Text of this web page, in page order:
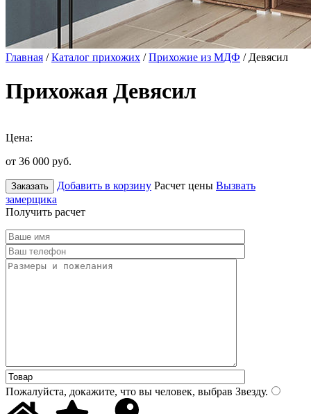
Главная /Каталог прихожих /Прихожие из МДФ / Девясил
Прихожая Девясил
Цена:
от 36 000 руб.
Заказать Добавить в корзину Расчет цены Вызвать
замерщика
Получить расчет
Пожалуйста, докажите, что вы человек, выбрав Звезду.